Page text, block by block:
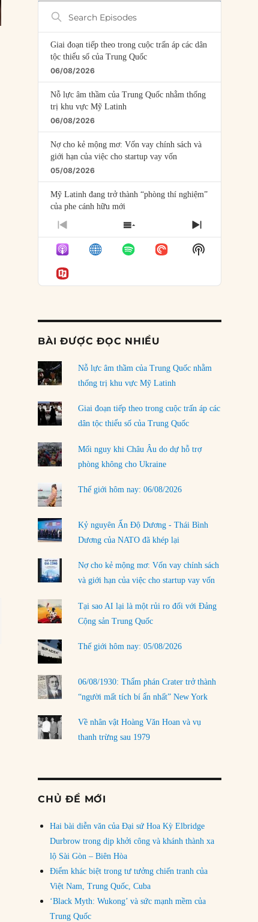
Search
Episodes
Giai đoạn tiếp theo trong cuộc trấn áp các dân
tộc thiểu số của Trung Quốc
06/08/2026
Nỗ lực âm thầm của Trung Quốc nhằm thống
trị khu vực Mỹ Latinh
06/08/2026
Nợ cho kẻ mộng mơ: Vốn vay chính sách và
giới hạn của việc cho startup vay vốn
05/08/2026
Mỹ Latinh đang trở thành “phòng thí nghiệm”
của phe cánh hữu mới
04/08/2026
Tại sao Trung Quốc phủ nhận cuộc gặp với
Ngoại trưởng Nhật Bản?
04/08/2026
03/08/2026
Đặt cược vào thất bại: Các quỹ đầu tư mạo
rủi ro
02/08/2026
Làm thế nào để kết thúc Chiến tranh Iran?
01/08/2026
Chiến lược kế tiếp của Bắc Kinh ở Biển Đông
31/07/2026
Trật tự thế giới mới: Các nước nhỏ sẽ luôn
phải chịu đựng?
30/07/2026
LOAD MORE
PREVIOUS
EPISODE
SHOW
EPISODES
LIST
NEXT
EPISODE
Show
Podcast
BÀI ĐƯỢC ĐỌC NHIỀU
Nỗ lực âm thầm của Trung Quốc nhằm
thống trị khu vực Mỹ Latinh
Giai đoạn tiếp theo trong cuộc trấn áp các
dân tộc thiểu số của Trung Quốc
Mối nguy khi Châu Âu do dự hỗ trợ
phòng không cho Ukraine
Thế giới hôm nay: 06/08/2026
Kỷ nguyên Ấn Độ Dương - Thái Bình
Dương của NATO đã khép lại
Nợ cho kẻ mộng mơ: Vốn vay chính sách
và giới hạn của việc cho startup vay vốn
Tại sao AI lại là một rủi ro đối với Đảng
Cộng sản Trung Quốc
Thế giới hôm nay: 05/08/2026
06/08/1930: Thẩm phán Crater trở thành
“người mất tích bí ẩn nhất” New York
Về nhân vật Hoàng Văn Hoan và vụ
thanh trừng sau 1979
CHỦ ĐỀ MỚI
Hai bài diễn văn của Đại sứ Hoa Kỳ Elbridge
Durbrow trong dịp khởi công và khánh thành xa
lộ Sài Gòn – Biên Hòa
Điểm khác biệt trong tư tưởng chiến tranh của
Việt Nam, Trung Quốc, Cuba
‘Black Myth: Wukong’ và sức mạnh mềm của
Trung Quốc